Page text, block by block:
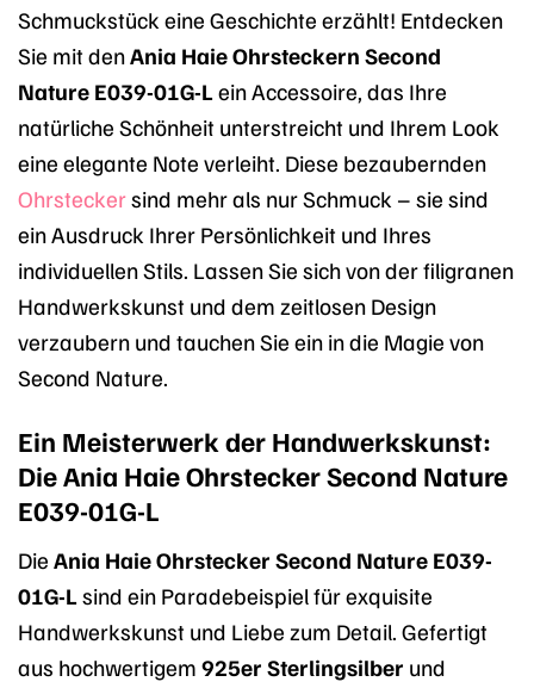
Schmuckstück eine Geschichte erzählt! Entdecken
Sie mit denAnia Haie Ohrsteckern Second
Nature E039-01G-L ein Accessoire, das Ihre
natürliche Schönheit unterstreicht und Ihrem Look
eine elegante Note verleiht. Diese bezaubernden
Ohrsteckersind mehr als nur Schmuck – sie sind
ein Ausdruck Ihrer Persönlichkeit und Ihres
individuellen Stils. Lassen Sie sich von der filigranen
Handwerkskunst und dem zeitlosen Design
verzaubern und tauchen Sie ein in die Magie von
Second Nature.
Ein Meisterwerk der Handwerkskunst:
Die Ania Haie Ohrstecker Second Nature
E039-01G-L
Die Ania Haie Ohrstecker Second Nature E039-
01G-Lsind ein Paradebeispiel für exquisite
Handwerkskunst und Liebe zum Detail. Gefertigt
aus hochwertigem 925er Sterlingsilber und